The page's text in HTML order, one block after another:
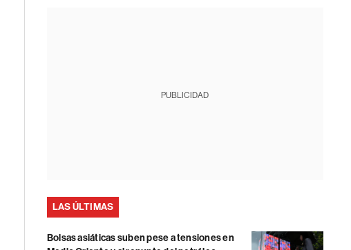
PUBLICIDAD
LAS ÚLTIMAS
Bolsas asiáticas suben pese a tensiones en